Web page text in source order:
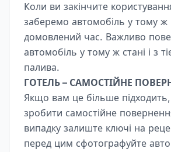
Коли ви закінчите
заберемо автомобіль у тому ж
домовлений час. Важливо
автомобіль у тому ж стані і з
палива.
ГОТЕЛЬ – САМОСТІЙНЕ
Якщо вам це більше
зробити самостійне
випадку залиште ключі на
перед цим сфотографуйте